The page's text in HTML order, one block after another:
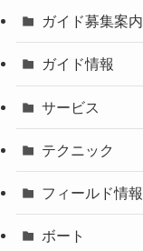
ガイド募集案内
ガイド情報
サービス
テクニック
フィールド情報
ボート